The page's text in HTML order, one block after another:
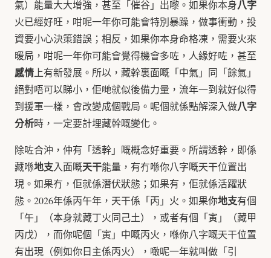
氣）能量大大增強，甚至「催谷」出嚟。如果你本身八字
火已經好旺，咁呢一年你可能會特別暴躁，做事衝動，投
資要小心決策錯誤；相反，如果你本身命格凍，需要火來
暖局，咁呢一年你可能會覺得機會多咗，人緣好咗，甚至
感情 上有新發展。所以，藏幹裏面嘅「中氣」同「餘氣」
絕對唔可以睇小，佢哋就似後備力量，流年一到就好似得
到援軍一樣，會改變成個戰局。呢個就係點解深入做八字
分析時，一定要計埋藏幹嘅變化。
除咗合沖，仲有「透幹」嘅概念好重要。所謂透幹，即係
藏喺地支入面嘅天干能量，有冇喺你八字嘅天干位置出
現。如果冇，佢就係潛伏狀態；如果有，佢就係活躍狀
態。2026年係丙午年，天干係「丙」火。如果你地支有個
「午」（本身就藏丁火同己土），或者有個「寅」（藏甲
丙戊），而你呢個「寅」中嘅丙火，喺你八字嘅天干位置
有出現（例如你日主係丙火），噉呢一年就叫做「引